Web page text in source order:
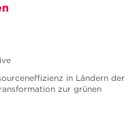
in Ländern der
zur grünen